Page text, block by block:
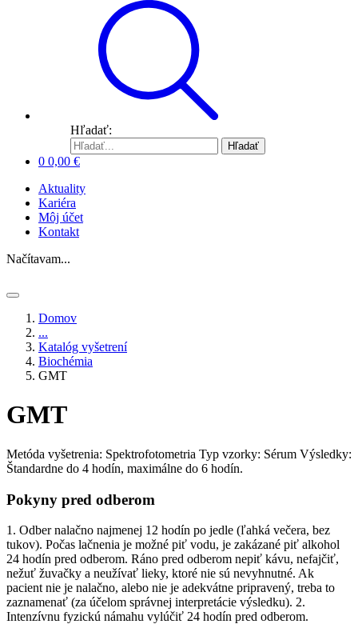
Hľadať:
Hľadať
0 0,00 €
Aktuality
Kariéra
Môj účet
Kontakt
Načítavam...
Domov
...
Katalóg vyšetrení
Biochémia
GMT
GMT
Metóda vyšetrenia: Spektrofotometria Typ vzorky: Sérum Výsledky:
Štandardne do 4 hodín, maximálne do 6 hodín.
Pokyny pred odberom
1. Odber nalačno najmenej 12 hodín po jedle (ľahká večera, bez
tukov). Počas lačnenia je možné piť vodu, je zakázané piť alkohol
24 hodín pred odberom. Ráno pred odberom nepiť kávu, nefajčiť,
nežuť žuvačky a neužívať lieky, ktoré nie sú nevyhnutné. Ak
pacient nie je nalačno, alebo nie je adekvátne pripravený, treba to
zaznamenať (za účelom správnej interpretácie výsledku). 2.
Intenzívnu fyzickú námahu vylúčiť 24 hodín pred odberom.